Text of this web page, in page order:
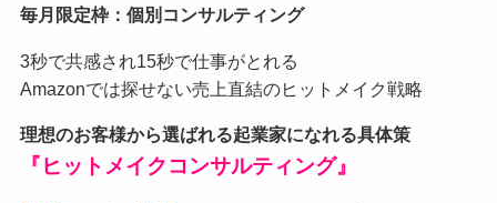
毎月限定枠：個別コンサルティング
3秒で共感され15秒で仕事がとれる
Amazonでは探せない売上直結のヒットメイク戦略
理想のお客様から選ばれる起業家になれる具体策
『ヒットメイクコンサルティング』